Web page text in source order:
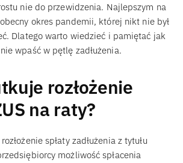
nie do przewidzenia. Najlepszym na
okres pandemii, której nikt nie był
Dlatego warto wiedzieć i pamiętać jak
wpaść w pętlę zadłużenia.
rozłożenie
na raty?
spłaty zadłużenia z tytułu
możliwość spłacenia